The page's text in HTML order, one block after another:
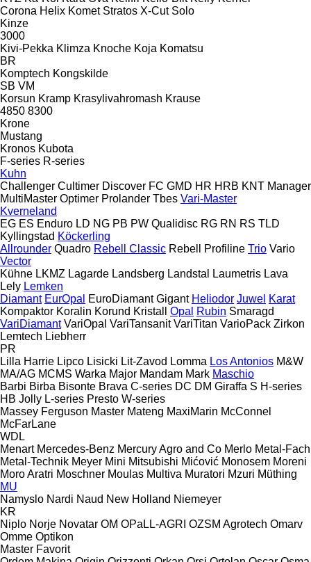
Corona Helix Komet Stratos X-Cut Solo
Kinze
3000
Kivi-Pekka Klimza Knoche Koja Komatsu
BR
Komptech Kongskilde
SB VM
Korsun Kramp Krasylivahromash Krause
4850 8300
Krone
Mustang
Kronos Kubota
F-series R-series
Kuhn
Challenger Cultimer Discover FC GMD HR HRB KNT Manager
MultiMaster Optimer Prolander Tbes Vari-Master
Kverneland
EG ES Enduro LD NG PB PW Qualidisc RG RN RS TLD
Kyllingstad Köckerling
Allrounder Quadro Rebell Classic Rebell Profiline Trio Vario
Vector
Kühne LKMZ Lagarde Landsberg Landstal Laumetris Lava
Lely Lemken
Diamant EurOpal EuroDiamant Gigant Heliodor Juwel Karat
Kompaktor Koralin Korund Kristall Opal Rubin Smaragd
VariDiamant VariOpal VariTansanit VariTitan VarioPack Zirkon
Lemtech Liebherr
PR
Lilla Harrie Lipco Lisicki Lit-Zavod Lomma Los Antonios M&W
MA/AG MCMS Warka Major Mandam Mark Maschio
Barbi Birba Bisonte Brava C-series DC DM Giraffa S H-series
HB Jolly L-series Presto W-series
Massey Ferguson Master Mateng MaxiMarin McConnel
McFarLane
WDL
Menart Mercedes-Benz Mercury Agro and Co Merlo Metal-Fach
Metal-Technik Meyer Mini Mitsubishi Mićović Monosem Moreni
Moro Aratri Moschner Moulas Multiva Muratori Mzuri Müthing
MU
Namyslo Nardi Naud New Holland Niemeyer
KR
Niplo Norje Novatar OM OPaLL-AGRI OZSM Agrotech Omarv
Omme Optikon
Master Favorit